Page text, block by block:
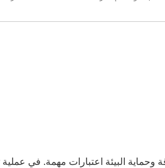
البيئة اعتبارات مهمة. في